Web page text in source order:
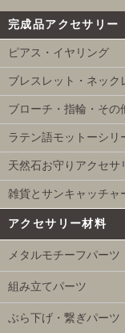
完成品アクセサリー
ピアス・イヤリング
ブレスレット・ネック
ブローチ・指輪・その
ラテン語モットーシリ
天然石お守りアクセサ
雑貨とサンキャッチャ
アクセサリー材料
メタルモチーフパーツ
組み立てパーツ
ぶら下げ・繋ぎパーツ